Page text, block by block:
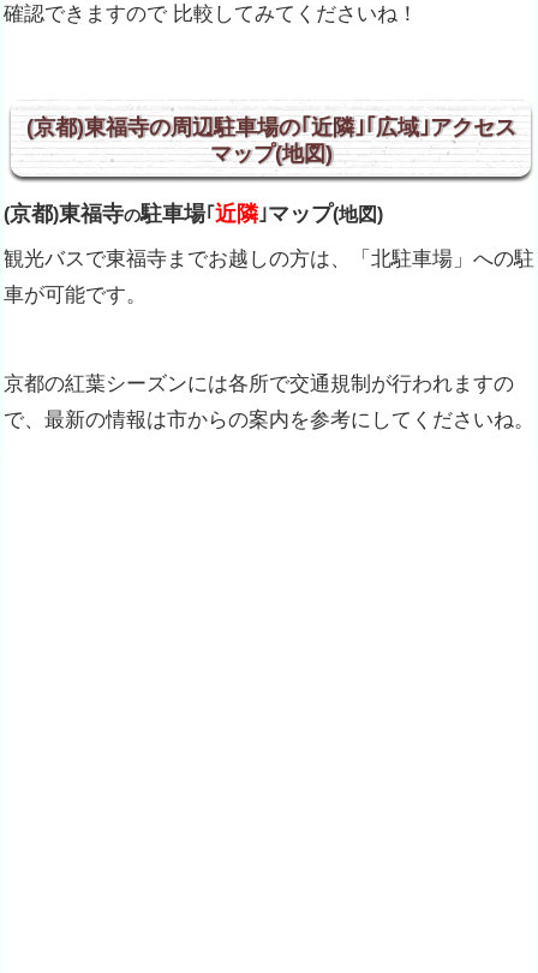
確認できますので 比較してみてくださいね！
(京都)東福寺の周辺駐車場の｢近隣｣｢広域｣アクセス
マップ(地図)
(京都)東福寺の駐車場｢ 近隣 ｣マップ(地図)
観光バスで東福寺までお越しの方は、「北駐車場」への駐
車が可能です。
京都の紅葉シーズンには各所で交通規制が行われますの
で、最新の情報は市からの案内を参考にしてくださいね。